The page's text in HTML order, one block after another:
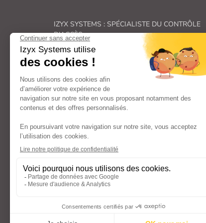
IZYX SYSTEMS : SPÉCIALISTE DU CONTRÔLE
D'ACCÈS
Véritable spécialiste du
contrôle des accès, Izyx
Systemsfabrique une gamme complète de
solutions deverrouillage électrique et de
De lagâche électrique
en passant par les
alimentations électriqueset lesdéclencheurs
manuels: nos familles de produits couvrent
l’ensemble des aspects liés au
besoins spécifiques.
le développement, nous offrons des composants
à clé… systèmes de verrouillage
de l’innovation, fiables, faciles à poser et à utiliser.
Tous droits réservés Izyx Systems ©